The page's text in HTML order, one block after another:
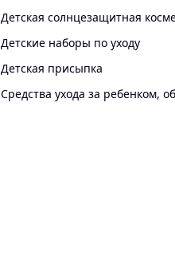
Детская солнцезащитная
Детские наборы по уходу
Детская присыпка
Средства ухода за ребенком,